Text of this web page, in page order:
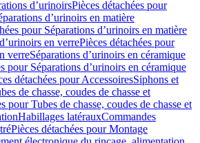
d’urinoirsPièces détachées pour
d’urinoirs en matière
pour Séparations d’urinoirs en matière
en verrePièces détachées pour
verreSéparations d’urinoirs en céramique
pour Séparations d’urinoirs en céramique
détachées pour AccessoiresSiphons et
de chasse, coudes de chasse et
pour Tubes de chasse, coudes de chasse et
Habillages latérauxCommandes
Pièces détachées pour Montage